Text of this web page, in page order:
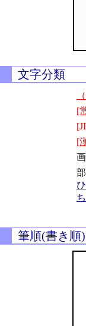
文字分類
[
[
筆順(書き順